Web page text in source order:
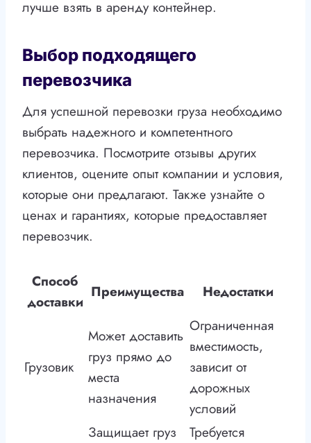
лучше взять в аренду контейнер.
Выбор подходящего
перевозчика
Для успешной перевозки груза необходимо
выбрать надежного и компетентного
перевозчика. Посмотрите отзывы других
клиентов, оцените опыт компании и условия,
которые они предлагают. Также узнайте о
ценах и гарантиях, которые предоставляет
перевозчик.
Способ
доставки
Преимущества Недостатки
Грузовик
Может доставить
груз прямо до
места
назначения
Ограниченная
вместимость,
зависит от
дорожных
условий
Защищает груз
Требуется